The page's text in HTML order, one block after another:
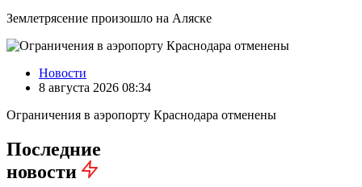
Землетрясение произошло на Аляске
Новости
8 августа 2026 08:34
Ограничения в аэропорту Краснодара отменены
Последние
новости